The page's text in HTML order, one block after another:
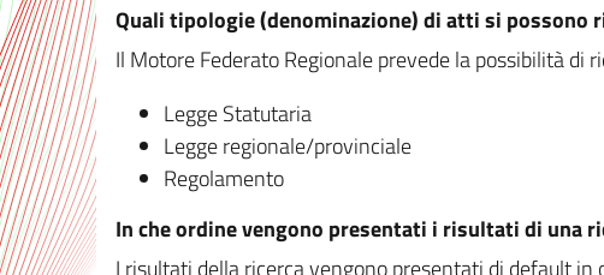
Quali tipologie (denominazione) di atti si possono
Il Motore Federato Regionale prevede la possibilità di
Legge Statutaria
Legge regionale/provinciale
Regolamento
In che ordine vengono presentati i risultati di una
I risultati della ricerca vengono presentati di default